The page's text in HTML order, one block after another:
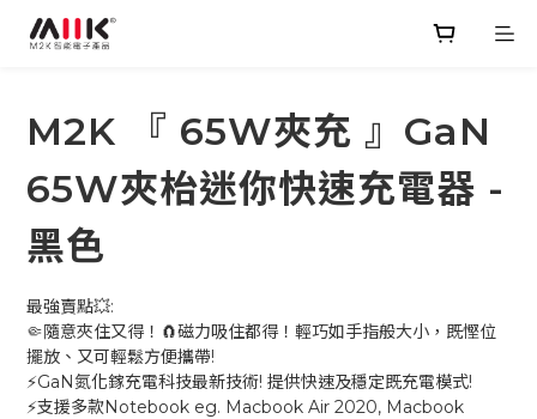
M2K 『 65W夾充 』GaN
65W夾枱迷你快速充電器 -
黑色
最強賣點💥:
🤏隨意夾住又得！🧲磁力吸住都得！輕巧如手指般大小，既慳位
擺放、又可輕鬆方便攜帶!
⚡GaN氮化鎵充電科技最新技術! 提供快速及穩定既充電模式!
⚡支援多款Notebook eg. Macbook Air 2020, Macbook